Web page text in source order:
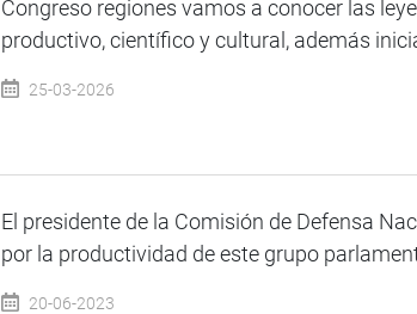
Congreso regiones vamos a conocer las
productivo, científico y cultural, además
25-03-2026
El presidente de la Comisión de Defensa
por la productividad de este grupo
20-06-2023